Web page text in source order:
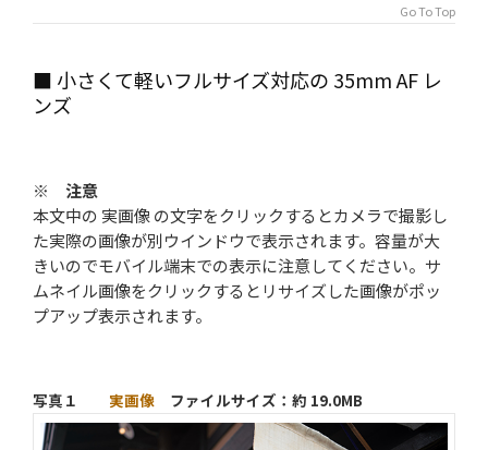
Go To Top
■ 小さくて軽いフルサイズ対応の 35mm AF レ
ンズ
※ 注意
本文中の 実画像の文字をクリックするとカメラで撮影し
た実際の画像が別ウインドウで表示されます。容量が大
きいのでモバイル端末での表示に注意してください。サ
ムネイル画像をクリックするとリサイズした画像がポッ
プアップ表示されます。
写真１ 実画像 ファイルサイズ：約 19.0MB